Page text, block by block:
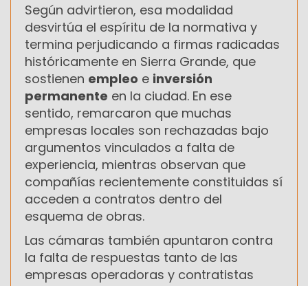
Según advirtieron, esa modalidad
desvirtúa el espíritu de la normativa y
termina perjudicando a firmas radicadas
históricamente en Sierra Grande, que
sostienen empleo e inversión
permanente en la ciudad. En ese
sentido, remarcaron que muchas
empresas locales son rechazadas bajo
argumentos vinculados a falta de
experiencia, mientras observan que
compañías recientemente constituidas sí
acceden a contratos dentro del
esquema de obras.
Las cámaras también apuntaron contra
la falta de respuestas tanto de las
empresas operadoras y contratistas